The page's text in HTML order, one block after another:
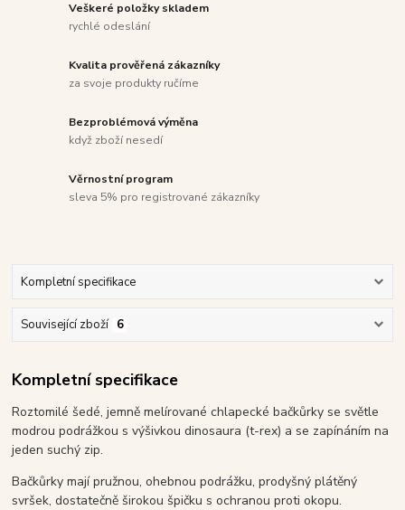
Veškeré položky skladem
rychlé odeslání
Kvalita prověřená zákazníky
za svoje produkty ručíme
Bezproblémová výměna
když zboží nesedí
Věrnostní program
sleva 5% pro registrované zákazníky
Kompletní specifikace
Související zboží 6
Kompletní specifikace
Roztomilé šedé, jemně melírované chlapecké bačkůrky se světle
modrou podrážkou s výšivkou dinosaura (t-rex) a se zapínáním na
jeden suchý zip.
Bačkůrky mají pružnou, ohebnou podrážku, prodyšný plátěný
svršek, dostatečně širokou špičku s ochranou proti okopu.